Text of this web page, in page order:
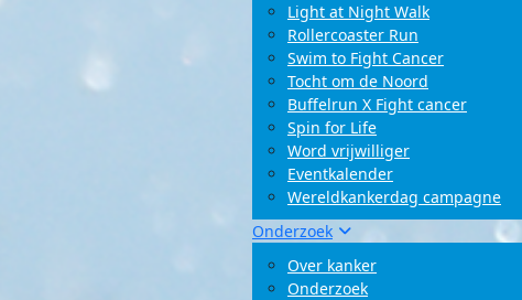
Light at Night Walk
Rollercoaster Run
Swim to Fight Cancer
Tocht om de Noord
Buffelrun X Fight cancer
Spin for Life
Word vrijwilliger
Eventkalender
Wereldkankerdag campagne
Onderzoek
Over kanker
Onderzoek